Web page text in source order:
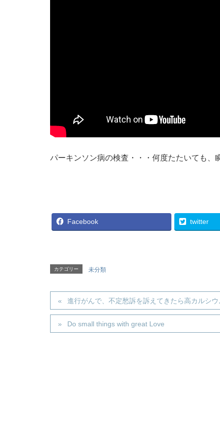
パーキンソン病の検査・・・何度たたいても、
Facebook twitter
カテゴリー 未分類
進行がんで、不定愁訴を訴えてきたら高カルシウ
Do small things with great Love